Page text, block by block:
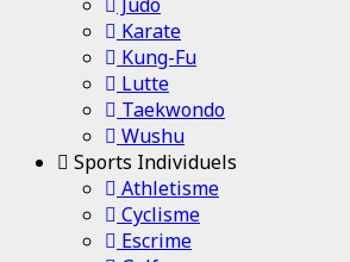
Karate
Kung-Fu
Lutte
Taekwondo
Wushu
Sports Individuels
Athletisme
Cyclisme
Escrime